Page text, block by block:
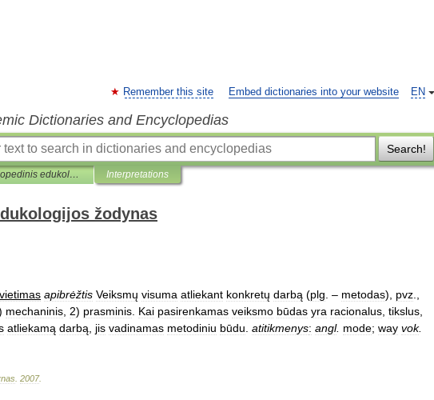
EN
Remember this site Embed dictionaries into your website
Dictionaries and Encyclopedias
Search!
Enciklopedinis edukologijos žodynas Interpretations
žodynas
apibrėžtis Veiksmų visuma atliekant konkretų darbą (plg . – metodas), pvz
mechaninis 2) prasminis Kai pasirenkamas veiksmo būdas yra racionalus tikslus
atliekamą darbą jis vadinamas metodiniu būdu atitikmenys: angl. mode; way vok.
2007.